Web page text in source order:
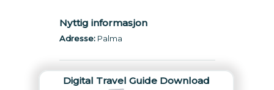
Nyttig informasjon
Adresse:Palma
Digital Travel Guide Download